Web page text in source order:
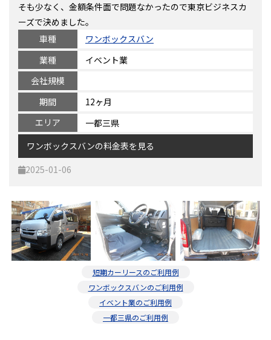
料金表
ご利用の流れ
契約について
よくある質問
そも少なく、金額条件面で問題なかったので東京ビジネスカ
ーズで決めました。
車種
ワンボックスバン
業種
イベント業
会社規模
期間
12ヶ月
エリア
一都三県
ワンボックスバンの料金表を見る
2025-01-06
短期カーリースのご利用例
ワンボックスバンのご利用例
イベント業のご利用例
一都三県のご利用例